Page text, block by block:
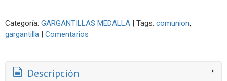
Categoría: GARGANTILLAS MEDALLA | Tags: comunion
gargantilla | Comentarios
Descripción